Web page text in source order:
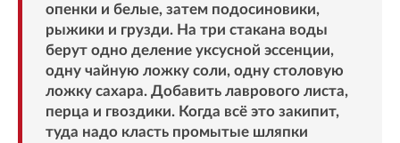
опенки и белые, затем подосиновики,
рыжики и грузди. На три стакана воды
берут одно деление уксусной эссенции,
одну чайную ложку соли, одну столовую
ложку сахара. Добавить лаврового листа,
перца и гвоздики. Когда всё это закипит,
туда надо класть промытые шляпки